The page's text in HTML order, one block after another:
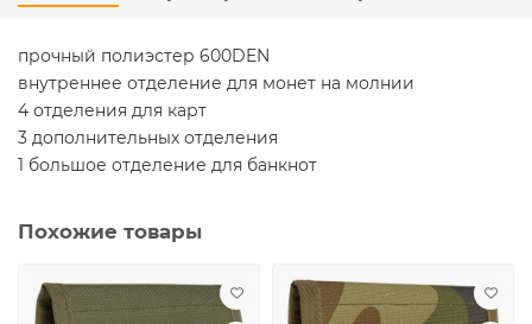
прочный полиэстер 600DEN
внутреннее отделение для монет на молнии
4 отделения для карт
3 дополнительных отделения
1 большое отделение для банкнот
Похожие товары